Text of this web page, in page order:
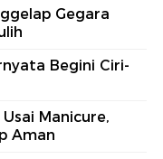
Gegara
Begini Ciri-
Manicure,
Aman